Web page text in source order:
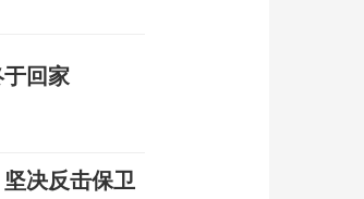
回家
决反击保卫